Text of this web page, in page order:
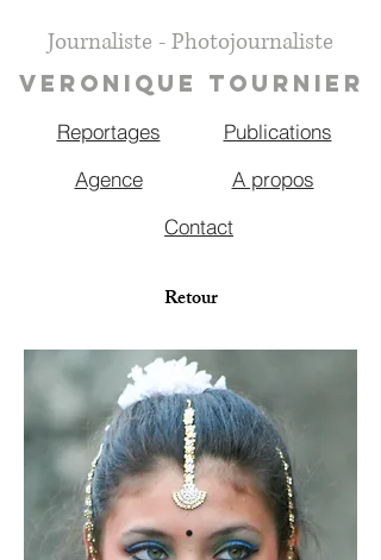
Journaliste - Photojournaliste
VERONIQUE TOURNIER
Reportages
Publications
Agence
A propos
Contact
Retour